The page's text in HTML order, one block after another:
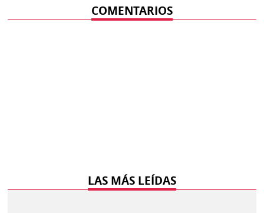
COMENTARIOS
LAS MÁS LEÍDAS